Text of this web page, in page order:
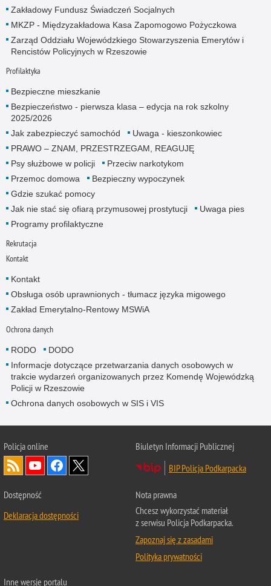
Zakładowy Fundusz Świadczeń Socjalnych
MKZP - Międzyzakładowa Kasa Zapomogowo Pożyczkowa
Zarząd Oddziału Wojewódzkiego Stowarzyszenia Emerytów i
Rencistów Policyjnych w Rzeszowie
Profilaktyka
Bezpieczne mieszkanie
Bezpieczeństwo - pierwsza klasa – edycja na rok szkolny
2025/2026
Jak zabezpieczyć samochód
Uwaga - kieszonkowiec
PRAWO – ZNAM, PRZESTRZEGAM, REAGUJĘ
Psy służbowe w policji
Przeciw narkotykom
Przemoc domowa
Bezpieczny wypoczynek
Gdzie szukać pomocy
Jak nie stać się ofiarą przymusowej prostytucji
Uwaga pies
Programy profilaktyczne
Rekrutacja
Kontakt
Kontakt
Obsługa osób uprawnionych - tłumacz języka migowego
Zakład Emerytalno-Rentowy MSWiA
Ochrona danych
RODO
DODO
Informacje dotyczące przetwarzania danych osobowych w
trakcie wydarzeń organizowanych przez Komendę Wojewódzką
Policji w Rzeszowie
Ochrona danych osobowych w SIS i VIS
Policja online
Biuletyn Informacji Publicznej
BIP Policja Podkarpacka
Dostępność
Deklaracja dostępności
Nota prawna
Chcesz wykorzystać materiał
z serwisu Policja Podkarpacka.
Zapoznaj się z zasadami
Polityka prywatności
Inne wersje portalu